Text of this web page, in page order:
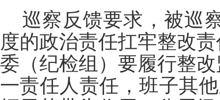
巡察反馈要求，被巡
度的政治责任扛牢整改
委（纪检组）要履行整
一责任人责任，班子其